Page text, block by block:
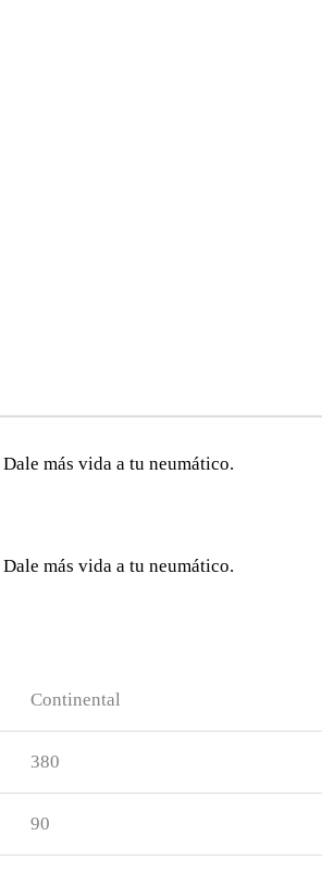
más vida a tu neumático.
más vida a tu neumático.
Continental
380
90